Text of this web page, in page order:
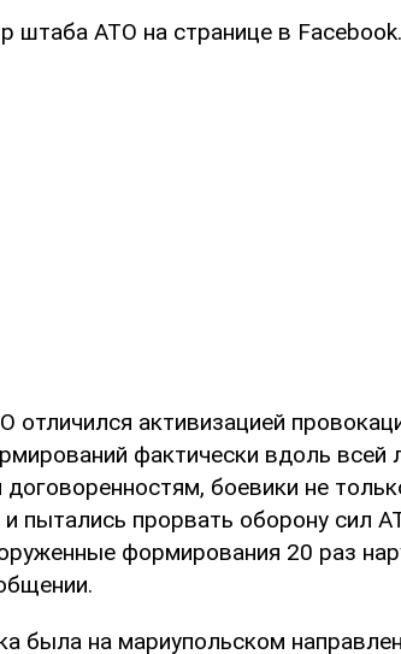
штаба АТО на странице в Facebook.
отличился активизацией
фактически вдоль всей
боевики не
пытались прорвать оборону сил
формирования 20 раз
была на мариупольском